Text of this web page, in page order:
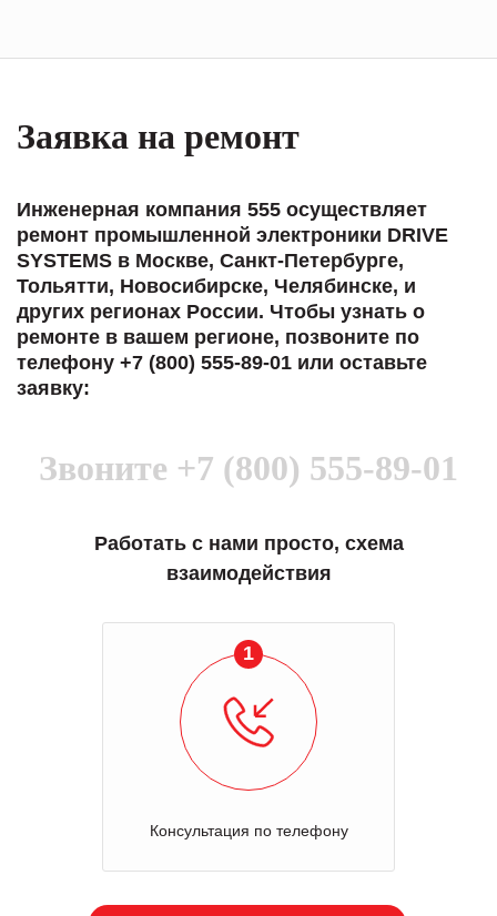
Заявка на ремонт
Инженерная компания 555 осуществляет
ремонт промышленной электроники DRIVE
SYSTEMS в Москве, Санкт-Петербурге,
Тольятти, Новосибирске, Челябинске, и
других регионах России. Чтобы узнать о
ремонте в вашем регионе, позвоните по
телефону +7 (800) 555-89-01 или оставьте
заявку:
Звоните +7 (800) 555-89-01
Работать с нами просто, схема
взаимодействия
1
Консультация по телефону